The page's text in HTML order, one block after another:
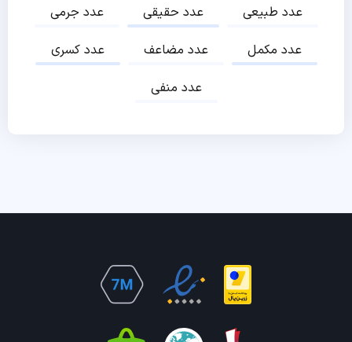
عدد جرمی
عدد حقیقی
عدد طبیعی
عدد کسری
عدد مضاعف
عدد مکمل
عدد منفی